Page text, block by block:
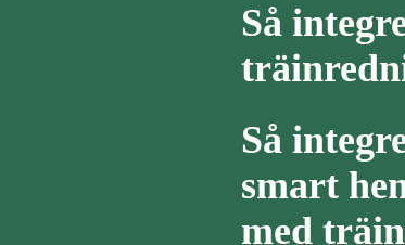
Så
Så
smart
med